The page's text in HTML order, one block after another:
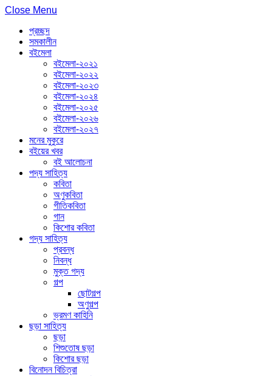
Close Menu
প্রচ্ছদ
সমকালীন
বইমেলা
বইমেলা-২০২১
বইমেলা-২০২২
বইমেলা-২০২৩
বইমেলা-২০২৪
বইমেলা-২০২৫
বইমেলা-২০২৬
বইমেলা-২০২৭
মনের মুকুরে
বইয়ের খবর
বই আলোচনা
পদ্য সাহিত্য
কবিতা
অণুকবিতা
গীতিকবিতা
গান
কিশোর কবিতা
গদ্য সাহিত্য
প্রবন্ধ
নিবন্ধ
মুক্ত গদ্য
গল্প
ছোটগল্প
অণুগল্প
ভ্রমণ কাহিনি
ছড়া সাহিত্য
ছড়া
শিশুতোষ ছড়া
কিশোর ছড়া
বিনোদন বিচিত্রা